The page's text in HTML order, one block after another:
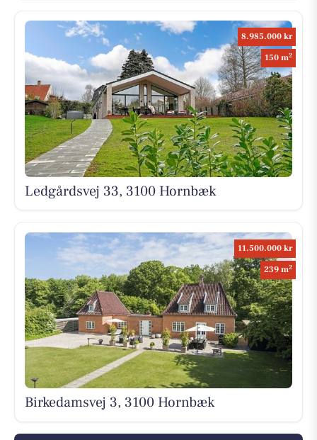
8.985.000 kr
150 m2
Ledgårdsvej 33, 3100 Hornbæk
11.500.000 kr
239 m2
Birkedamsvej 3, 3100 Hornbæk